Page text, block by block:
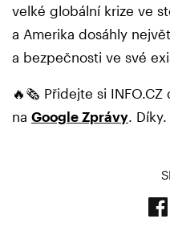
velké globální krize ve
a Amerika dosáhly
a bezpečnosti ve své
🔥🗞️ Přidejte si
na Google Zprávy . Díky.